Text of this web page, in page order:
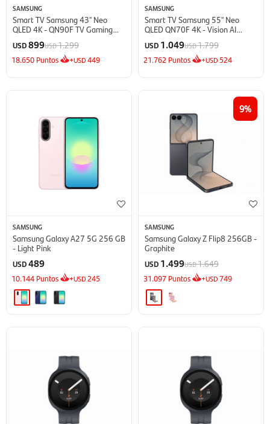
SAMSUNG
Smart TV Samsung 43'' Neo
QLED 4K - QN90F TV Gaming
USD899USD1.299
18.650 Puntos +USD449
SAMSUNG
Smart TV Samsung 55'' Neo
QLED QN70F 4K - Vision AI
USD 1.049USD1.799
21.762 Puntos +USD 524
SAMSUNG
Samsung Galaxy A27 5G 256 GB
- Light Pink
USD489
10.144 Puntos +USD 245
9
SAMSUNG
Samsung Galaxy Z Flip8 256GB -
Graphite
USD 1.499USD1.649
31.097 Puntos +USD749